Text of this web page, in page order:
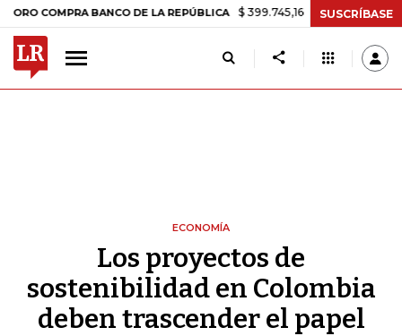
BANCO DE LA REPÚBLICA $ 399.745,16 +$ 2.295,71 +0,58%
SUSCRÍBASE
ECONOMÍA
Los proyectos de
sostenibilidad en Colombia
deben trascender el papel